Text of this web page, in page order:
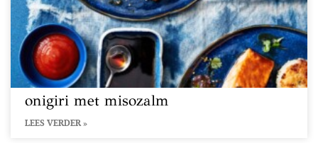
onigiri met misozalm
LEES VERDER »